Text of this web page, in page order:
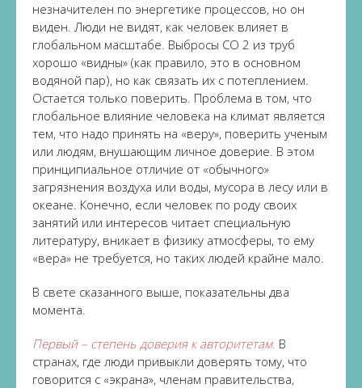
незначителен по энергетике процессов, но он
виден. Люди не видят, как человек влияет в
глобальном масштабе. Выбросы СО 2 из труб
хорошо «видны» (как правило, это в основном
водяной пар), но как связать их с потеплением.
Остается только поверить. Проблема в том, что
глобальное влияние человека на климат является
тем, что надо принять на «веру», поверить ученым
или людям, внушающим личное доверие. В этом
принципиальное отличие от «обычного»
загрязнения воздуха или воды, мусора в лесу или в
океане. Конечно, если человек по роду своих
занятий или интересов читает специальную
литературу, вникает в физику атмосферы, то ему
«вера» не требуется, но таких людей крайне мало.
В свете сказанного выше, показательны два
момента.
Первый – степень доверия к авторитетам. В
странах, где люди привыкли доверять тому, что
говорится с «экрана», членам правительства,